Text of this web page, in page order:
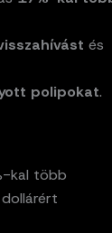
és
polipokat.
kal több